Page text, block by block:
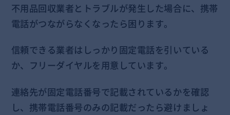
不用品回収業者とトラブルが発生した場合に、携帯
電話がつながらなくなったら困ります。
信頼できる業者はしっかり固定電話を引いている
か、フリーダイヤルを用意しています。
連絡先が固定電話番号で記載されているかを確認
し、携帯電話番号のみの記載だったら避けましょ